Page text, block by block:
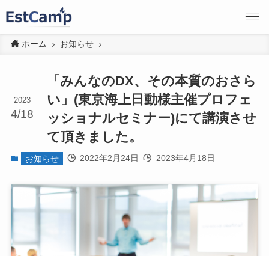
ホーム お知らせ
「みんなのDX、その本質のおさら
い」(東京海上日動様主催プロフェ
ッショナルセミナー)にて講演させ
て頂きました。
2023
4/18
お知らせ 2022年2月24日 2023年4月18日